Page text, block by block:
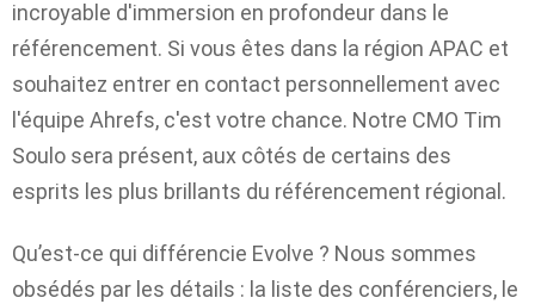
incroyable d'immersion en profondeur dans le
référencement. Si vous êtes dans la région APAC et
souhaitez entrer en contact personnellement avec
l'équipe Ahrefs, c'est votre chance. Notre CMO Tim
Soulo sera présent, aux côtés de certains des
esprits les plus brillants du référencement régional.
Qu’est-ce qui différencie Evolve ? Nous sommes
obsédés par les détails : la liste des conférenciers, le